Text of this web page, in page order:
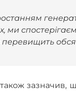
ми
перевищить
зазначив,